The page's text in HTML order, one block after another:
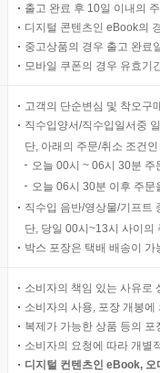
출고 완료 후 10일 이내의
디지털 콘텐츠인 eBook의
중고상품의 경우 출고 완료
모바일 쿠폰의 경우 유효기
고객의 단순변심 및 착오구
직수입양서/직수입일서중
단, 아래의 주문/취소 조건
오늘 00시 ~ 06시 30분
오늘 06시 30분 이후 주
직수입 음반/영상물/기프트
단, 당일 00시~13시 사이의
박스 포장은 택배 배송이
소비자의 책임 있는 사유로
소비자의 사용, 포장 개봉
복제가 가능한 상품 등의
소비자의 요청에 따라 개별
디지털 컨텐츠인 eBook,